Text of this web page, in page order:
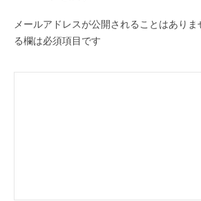
メールアドレスが公開されることはありま
る欄は必須項目です